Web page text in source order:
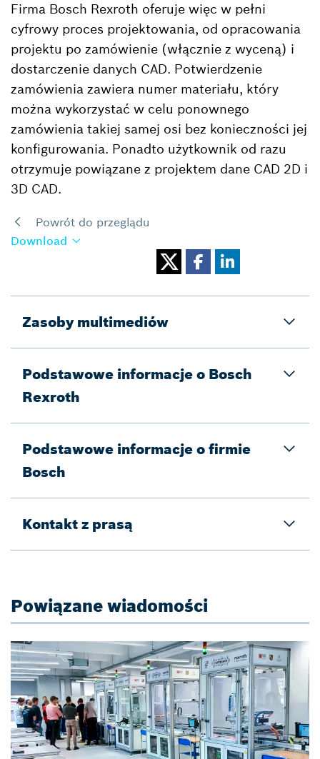
Firma Bosch Rexroth oferuje więc w pełni
cyfrowy proces projektowania, od opracowania
projektu po zamówienie (włącznie z wyceną) i
dostarczenie danych CAD. Potwierdzenie
zamówienia zawiera numer materiału, który
można wykorzystać w celu ponownego
zamówienia takiej samej osi bez konieczności jej
konfigurowania. Ponadto użytkownik od razu
otrzymuje powiązane z projektem dane CAD 2D i
3D CAD.
Powrót do przeglądu
Download
Zasoby multimediów
Podstawowe informacje o Bosch
Rexroth
Podstawowe informacje o firmie
Bosch
Kontakt z prasą
Powiązane wiadomości